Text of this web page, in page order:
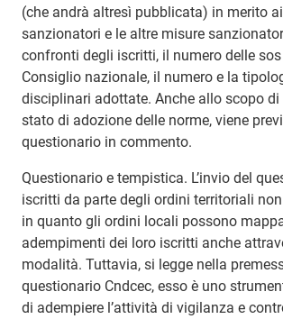
(che andrà altresì pubblicata) in merito
sanzionatori e le altre misure
confronti degli iscritti, il numero delle
Consiglio nazionale, il numero e la
disciplinari adottate. Anche allo scopo di
stato di adozione delle norme, viene
questionario in commento.
Questionario e tempistica. L’invio del
iscritti da parte degli ordini territoriali
in quanto gli ordini locali possono
adempimenti dei loro iscritti anche
modalità. Tuttavia, si legge nella
questionario Cndcec, esso è uno
di adempiere l’attività di vigilanza e